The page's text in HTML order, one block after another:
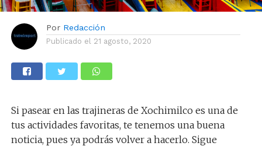
Por Redacción
Publicado el 21 agosto, 2020
Si pasear en las trajineras de Xochimilco es una de
tus actividades favoritas, te tenemos una buena
noticia, pues ya podrás volver a hacerlo. Sigue